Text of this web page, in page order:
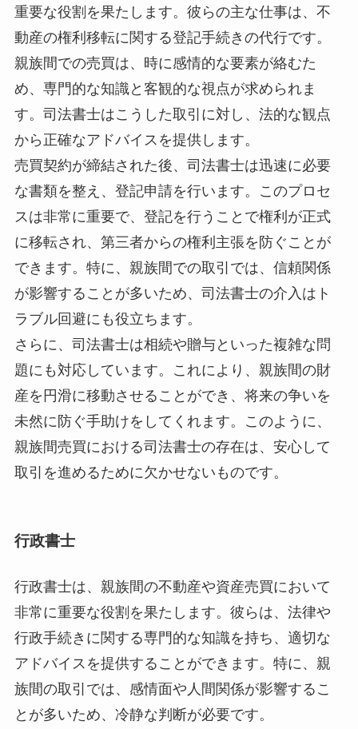
重要な役割を果たします。彼らの主な仕事は、不
動産の権利移転に関する登記手続きの代行です。
親族間での売買は、時に感情的な要素が絡むた
め、専門的な知識と客観的な視点が求められま
す。司法書士はこうした取引に対し、法的な観点
から正確なアドバイスを提供します。
売買契約が締結された後、司法書士は迅速に必要
な書類を整え、登記申請を行います。このプロセ
スは非常に重要で、登記を行うことで権利が正式
に移転され、第三者からの権利主張を防ぐことが
できます。特に、親族間での取引では、信頼関係
が影響することが多いため、司法書士の介入はト
ラブル回避にも役立ちます。
さらに、司法書士は相続や贈与といった複雑な問
題にも対応しています。これにより、親族間の財
産を円滑に移動させることができ、将来の争いを
未然に防ぐ手助けをしてくれます。このように、
親族間売買における司法書士の存在は、安心して
取引を進めるために欠かせないものです。
行政書士
行政書士は、親族間の不動産や資産売買において
非常に重要な役割を果たします。彼らは、法律や
行政手続きに関する専門的な知識を持ち、適切な
アドバイスを提供することができます。特に、親
族間の取引では、感情面や人間関係が影響するこ
とが多いため、冷静な判断が必要です。